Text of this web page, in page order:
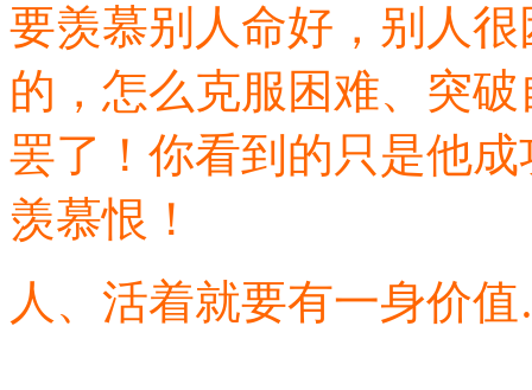
要羡慕别人命好，别人
的，怎么克服困难、突
罢了！你看到的只是他
羡慕恨！
人、活着就要有一身价